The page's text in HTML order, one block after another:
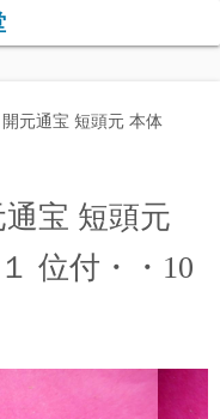
元通宝 短頭元 本体
宝 短頭元
位付・・10